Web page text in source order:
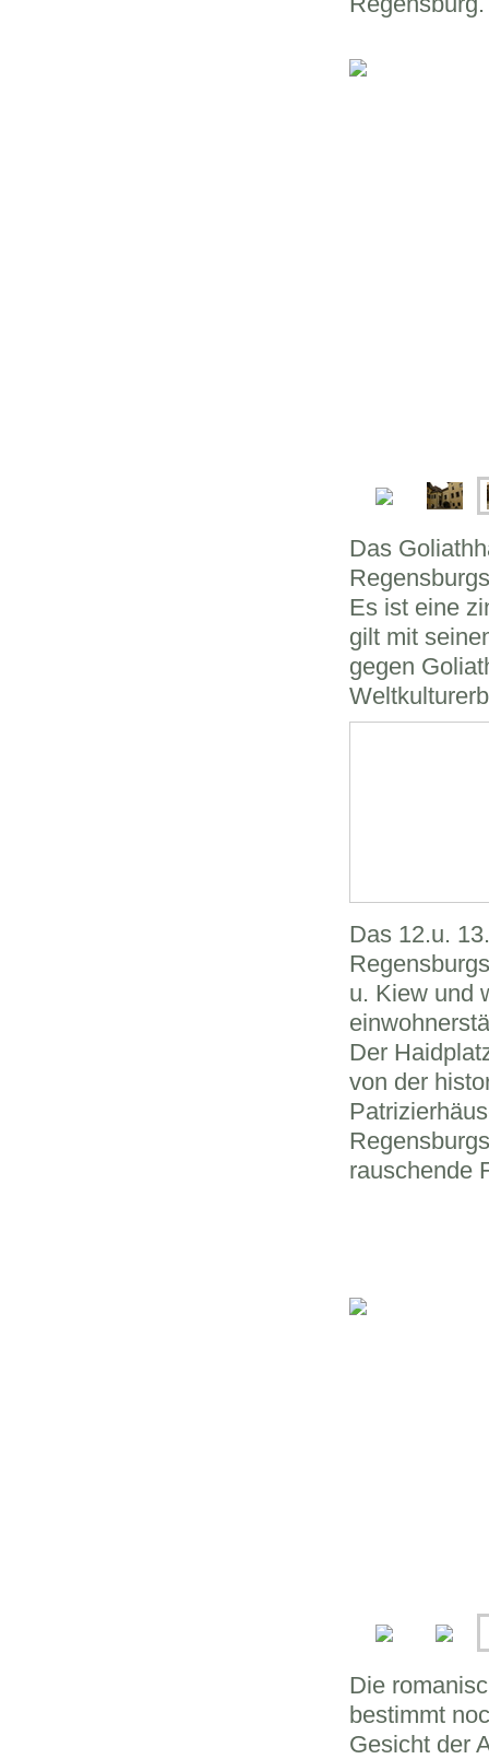
Das
Es ist eine
gilt mit
gegen
Das 12.u.
u. Kiew und
Der
von der
rauschende
Die
bestimmt
Gesicht der